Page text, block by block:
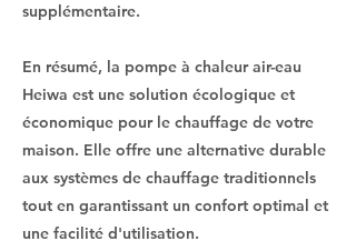
supplémentaire.
En résumé, la pompe à chaleur air-eau
Heiwa est une solution écologique et
économique pour le chauffage de votre
maison. Elle offre une alternative durable
aux systèmes de chauffage traditionnels
tout en garantissant un confort optimal et
une facilité d'utilisation.